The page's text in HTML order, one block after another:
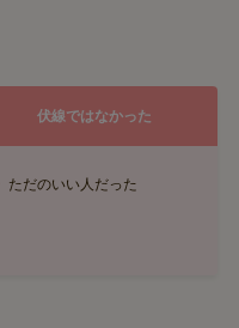
伏線ではなかった
ただのいい人だった